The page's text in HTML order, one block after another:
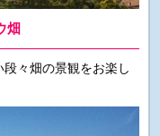
畑
々畑の景観をお楽し